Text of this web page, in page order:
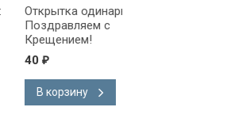
одинарная 10x15:
с